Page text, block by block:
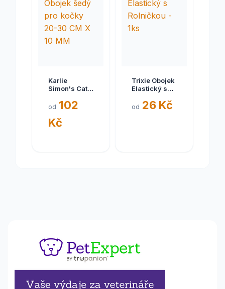
Karlie
Simon's Cat
pro kočky
10 MM
od 102
Kč
Trixie Obojek
Elastický s
1ks
od 26 Kč